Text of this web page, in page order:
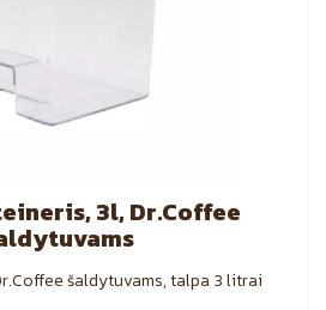
3l, Dr.Coffee
šaldytuvams, talpa 3 litrai